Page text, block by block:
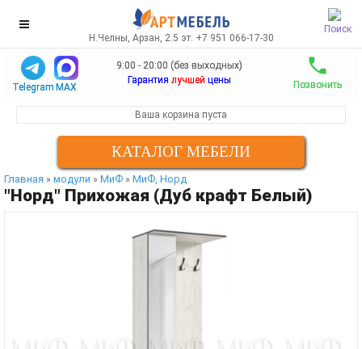
Поиск
Н.Челны, Арзан, 2.5 эт. +7 951 066-17-30
Telegram MAX
9:00 - 20:00 (без выходных)
Гарантия лучшей цены Позвонить
Ваша корзина пуста
КАТАЛОГ МЕБЕЛИ
Главная » модули » МиФ » МиФ, Норд
"Норд" Прихожая (Дуб крафт Белый)